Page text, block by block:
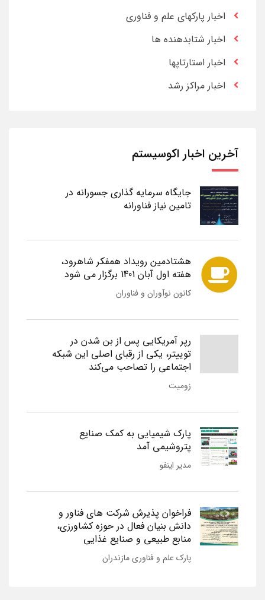
اخبار پارکهای علم و فناوری
اخبار شتابدهنده ها
اخبار استارتاپها
اخبار مراکز رشد
آخرین اخبار اکوسیستم
جایگاه سرمایه گذاری جسورانه در
تامین نیاز فناورانه
هشتادمین رویداد همفکر شاهرود،
هفته اول آبان 1401 برگزار می شود
کانون نوآوران و فناوران
رپر آمریکایی پس از بن شدن در
توییتر، یکی از رقبای اصلی این شبکه
اجتماعی را تصاحب می‌کند
زومیت
پارک شیمیایی به کمک صنایع
پتروشیمی آمد
مدیر اینفو
فراخوان پذیرش شرکت های فناور و
دانش بنیان فعال در حوزه کشاورزی،
منابع طبیعی و صنایع غذایی
پارک علم و فناوری مازندران